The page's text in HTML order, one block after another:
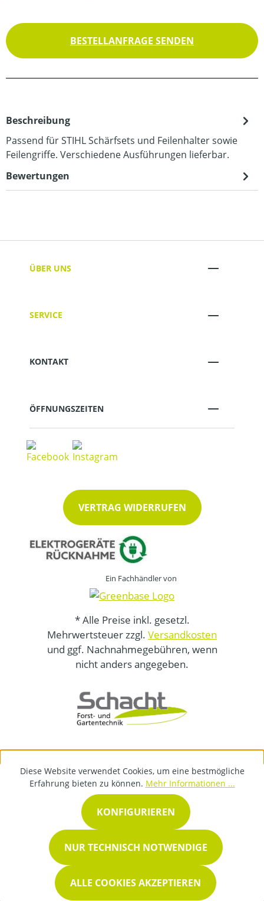
BESTELLANFRAGE SENDEN
Beschreibung
Passend für STIHL Schärfsets und Feilenhalter sowie
Feilengriffe. Verschiedene Ausführungen lieferbar.
Bewertungen
ÜBER UNS
SERVICE
KONTAKT
ÖFFNUNGSZEITEN
VERTRAG WIDERRUFEN
Ein Fachhändler von
* Alle Preise inkl. gesetzl.
Mehrwertsteuer zzgl. Versandkosten
und ggf. Nachnahmegebühren, wenn
nicht anders angegeben.
Diese Website verwendet Cookies, um eine bestmögliche
Erfahrung bieten zu können. Mehr Informationen ...
NUR TECHNISCH NOTWENDIGE
KONFIGURIEREN
ALLE COOKIES AKZEPTIEREN